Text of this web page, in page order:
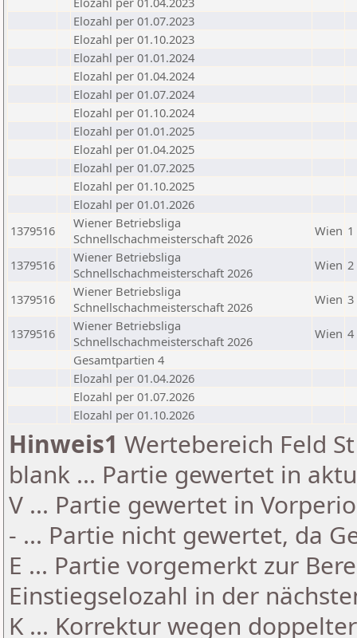
Elozahl per 01.07.2023
Elozahl per 01.10.2023
Elozahl per 01.01.2024
Elozahl per 01.04.2024
Elozahl per 01.07.2024
Elozahl per 01.10.2024
Elozahl per 01.01.2025
Elozahl per 01.04.2025
Elozahl per 01.07.2025
Elozahl per 01.10.2025
Elozahl per 01.01.2026
1379516
Wiener Betriebsliga
Schnellschachmeisterschaft 2026
Wien 1
1379516
Wiener Betriebsliga
Schnellschachmeisterschaft 2026
Wien 2
1379516
Wiener Betriebsliga
Schnellschachmeisterschaft 2026
Wien 3
1379516
Wiener Betriebsliga
Schnellschachmeisterschaft 2026
Wien 4
Gesamtpartien 4
Elozahl per 01.04.2026
Elozahl per 01.07.2026
Elozahl per 01.10.2026
Hinweis1 Wertebereich Feld
blank ... Partie gewertet in
V ... Partie gewertet in
- ... Partie nicht gewertet, da
E ... Partie vorgemerkt zur
Einstiegselozahl in der
K ... Korrektur wegen